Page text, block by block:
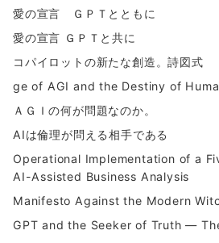
愛の宣言 ＧＰＴとともに
愛の宣言 ＧＰＴと共に
コパイロットの新たな創造。詩図式
ge of AGI and the Destiny of
ＡＧＩの何が問題なのか。
AIは倫理が問える相手である
Operational Implementation of a
AI-Assisted Business Analysis
Manifesto Against the Modern
GPT and the Seeker of Truth —